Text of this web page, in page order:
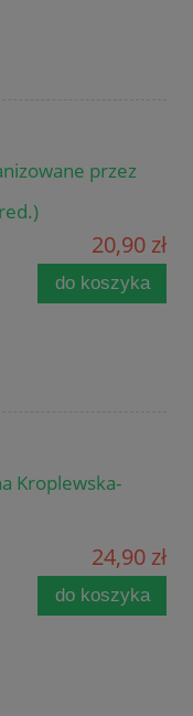
przez
20,90 zł
do koszyka
Kroplewska-
24,90 zł
do koszyka